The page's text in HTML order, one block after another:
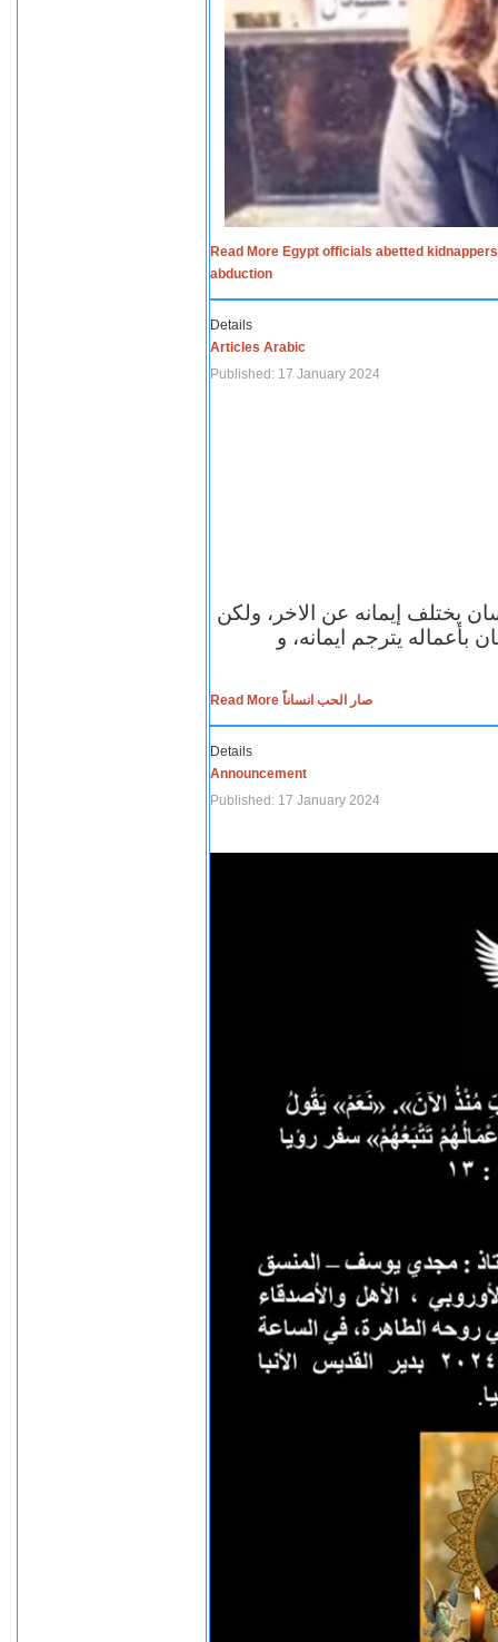
Read More Egypt officials abetted
abduction
Details
Articles Arabic
Published: 17 January 2024
يختلف إيمانه عن الاخر، ولكن
بأعماله يترجم ايمانه، و
Read More صار الحب انساناً
Details
Announcement
Published: 17 January 2024